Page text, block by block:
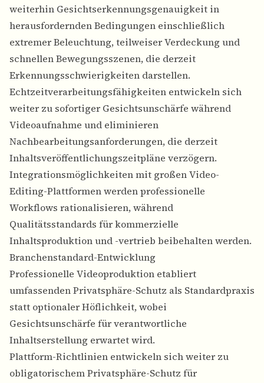
weiterhin Gesichtserkennungsgenauigkeit in
herausfordernden Bedingungen einschließlich
extremer Beleuchtung, teilweiser Verdeckung und
schnellen Bewegungsszenen, die derzeit
Erkennungsschwierigkeiten darstellen.
Echtzeitverarbeitungsfähigkeiten entwickeln sich
weiter zu sofortiger Gesichtsunschärfe während
Videoaufnahme und eliminieren
Nachbearbeitungsanforderungen, die derzeit
Inhaltsveröffentlichungszeitpläne verzögern.
Integrationsmöglichkeiten mit großen Video-
Editing-Plattformen werden professionelle
Workflows rationalisieren, während
Qualitätsstandards für kommerzielle
Inhaltsproduktion und -vertrieb beibehalten werden.
Branchenstandard-Entwicklung
Professionelle Videoproduktion etabliert
umfassenden Privatsphäre-Schutz als Standardpraxis
statt optionaler Höflichkeit, wobei
Gesichtsunschärfe für verantwortliche
Inhaltserstellung erwartet wird.
Plattform-Richtlinien entwickeln sich weiter zu
obligatorischem Privatsphäre-Schutz für